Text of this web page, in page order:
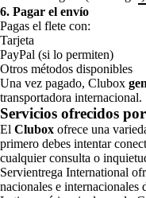
6. Pagar el envío
Pagas el flete con:
Tarjeta
PayPal (si lo permiten)
Otros métodos disponibles
Una vez pagado, Clubox
transportadora internacional.
Servicios ofrecidos
El Clubox ofrece una
primero debes intentar
cualquier consulta o
Servientrega International
nacionales e internacionales